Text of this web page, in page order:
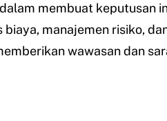
membuat keputusan
biaya, manajemen risiko,
wawasan dan